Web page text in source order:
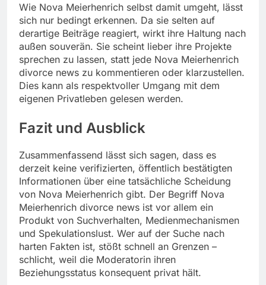
Wie Nova Meierhenrich selbst damit umgeht, lässt
sich nur bedingt erkennen. Da sie selten auf
derartige Beiträge reagiert, wirkt ihre Haltung nach
außen souverän. Sie scheint lieber ihre Projekte
sprechen zu lassen, statt jede Nova Meierhenrich
divorce news zu kommentieren oder klarzustellen.
Dies kann als respektvoller Umgang mit dem
eigenen Privatleben gelesen werden.
Fazit und Ausblick
Zusammenfassend lässt sich sagen, dass es
derzeit keine verifizierten, öffentlich bestätigten
Informationen über eine tatsächliche Scheidung
von Nova Meierhenrich gibt. Der Begriff Nova
Meierhenrich divorce news ist vor allem ein
Produkt von Suchverhalten, Medienmechanismen
und Spekulationslust. Wer auf der Suche nach
harten Fakten ist, stößt schnell an Grenzen –
schlicht, weil die Moderatorin ihren
Beziehungsstatus konsequent privat hält.